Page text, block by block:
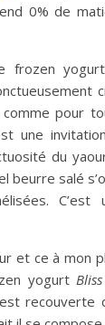
0% de
frozen yogurt
pour
une
du
beurre salé
et ce à mon
yogurt Bliss
recouverte